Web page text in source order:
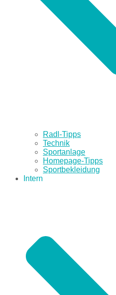
Radl-Tipps
Technik
Sportanlage
Homepage-Tipps
Sportbekleidung
Intern